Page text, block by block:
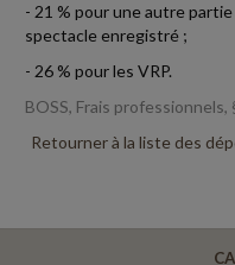
- 21 % pour une autre
spectacle enregistré ;
- 26 % pour les VRP.
BOSS, Frais
Retourner à la liste des